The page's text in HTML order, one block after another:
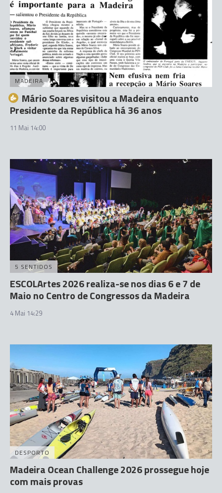
MADEIRA
Mário Soares visitou a Madeira enquanto
Presidente da República há 36 anos
11 Mai 14:00
5 SENTIDOS
ESCOLArtes 2026 realiza-se nos dias 6 e 7 de
Maio no Centro de Congressos da Madeira
4 Mai 14:29
DESPORTO
Madeira Ocean Challenge 2026 prossegue hoje
com mais provas